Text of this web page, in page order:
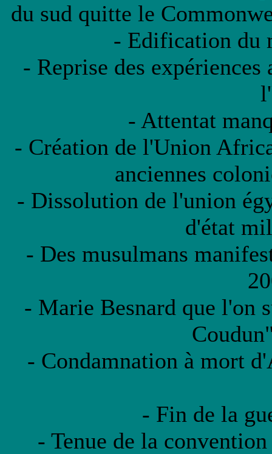
du sud quitte le
- Edification du
- Reprise des
- Attentat
- Création de l'Union
anciennes
- Dissolution de l'union
d'état
- Des musulmans
- Marie Besnard que l'on
- Condamnation à mort
- Fin de la
- Tenue de la